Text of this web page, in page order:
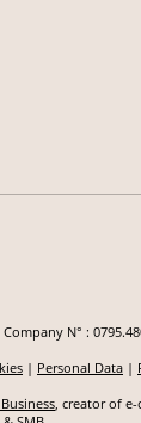
N° :
| Personal Data |
, creator of